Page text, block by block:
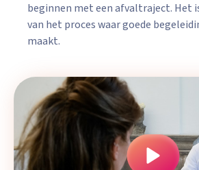
beginnen met een afvaltraject. Het
van het proces waar goede
maakt.